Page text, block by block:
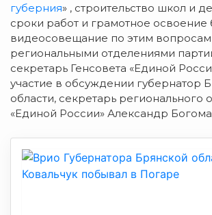
губерния» , строительство школ и
сроки работ и грамотное
видеосовещание по этим вопросам
региональными отделениями
секретарь Генсовета «Единой
участие в обсуждении губернатор
области, секретарь регионального
«Единой России» Александр